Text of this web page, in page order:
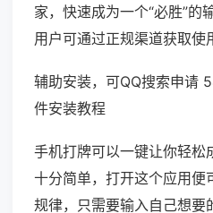
家，快速成为一个“必胜”的
用户可通过正规渠道获取使
辅助安装，可QQ搜索申请
件安装教程
手机打牌可以一键让你轻松
十分简单，打开这个应用便
规律，只需要输入自己想要